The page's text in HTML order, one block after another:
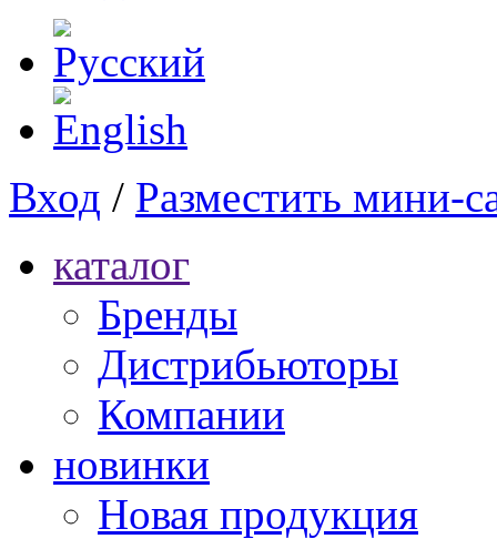
Вход / Разместить мини-
каталог
Бренды
Дистрибьюторы
Компании
новинки
Новая продукция